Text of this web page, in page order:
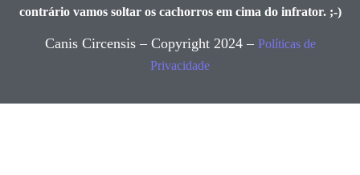
contrário vamos soltar os cachorros em cima do infrator. ;-)
Canis Circensis – Copyright 2024 – Políticas de
Privacidade